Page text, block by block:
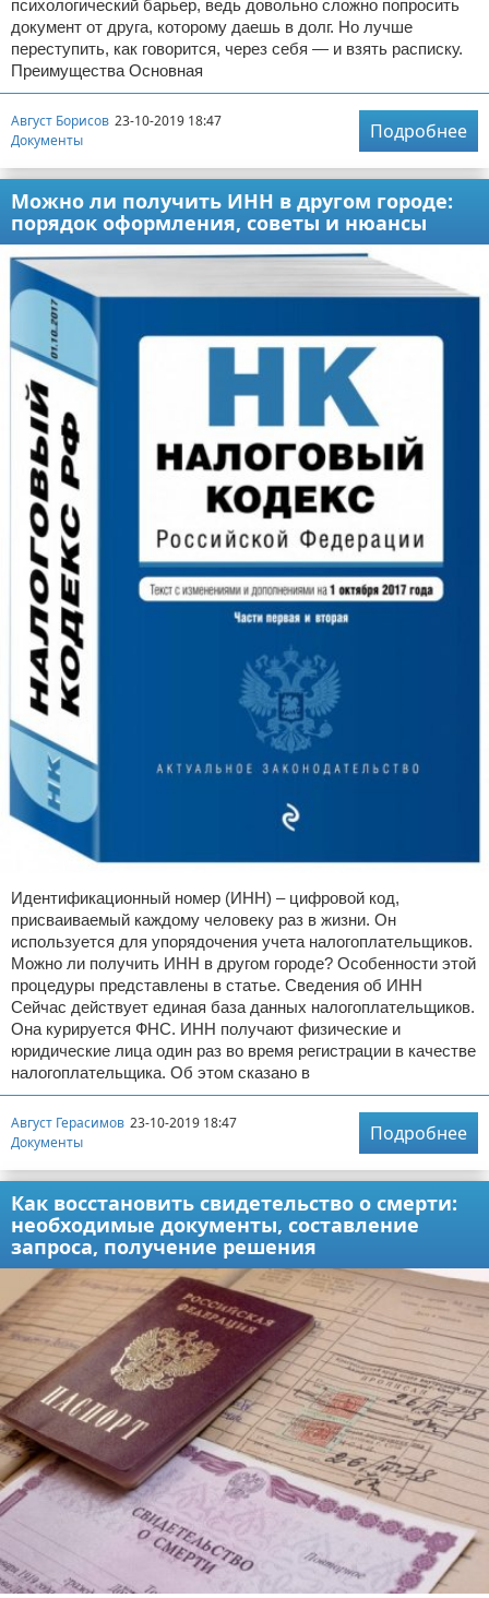
психологический барьер, ведь довольно сложно попросить
документ от друга, которому даешь в долг. Но лучше
переступить, как говорится, через себя — и взять расписку.
Преимущества Основная
Август Борисов 23-10-2019 18:47
Документы
Подробнее
Можно ли получить ИНН в другом городе:
порядок оформления, советы и нюансы
Идентификационный номер (ИНН) – цифровой код,
присваиваемый каждому человеку раз в жизни. Он
используется для упорядочения учета налогоплательщиков.
Можно ли получить ИНН в другом городе? Особенности этой
процедуры представлены в статье. Сведения об ИНН
Сейчас действует единая база данных налогоплательщиков.
Она курируется ФНС. ИНН получают физические и
юридические лица один раз во время регистрации в качестве
налогоплательщика. Об этом сказано в
Август Герасимов 23-10-2019 18:47
Документы
Подробнее
Как восстановить свидетельство о смерти:
необходимые документы, составление
запроса, получение решения